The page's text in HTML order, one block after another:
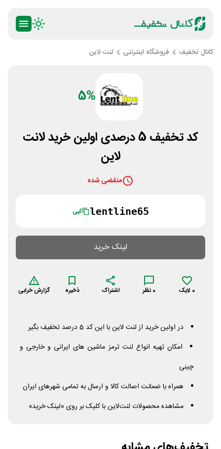
کانال تخفیف فروشگاه اینترنتی لنت لاین
5%
کد تخفیف 5 درصدی اولین خرید لانت
لاین
منقضی شده
lentline65 کپی
لینک خرید
0 لایک 0 نظر اشتراک ذخیره گزارش خرابی
در اولین خرید از لنت لاین با این کد 5 درصد تخفیف بگیر
امکان تهیه انواع لنت ترمز ماشین های ایرانی و خارجی و
چینی
همراه با ضمانت اصالت کالا و ارسال به تمامی شهرهای ایران
مشاهده محصولات لنت‌لاین با کلیک بر روی «لینک خرید»